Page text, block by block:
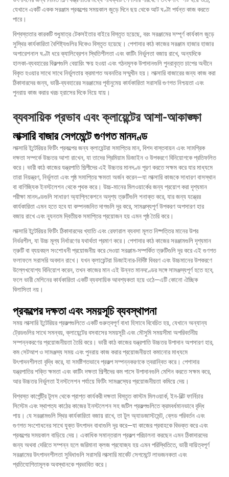
যেখানে একটি একক সরঞ্জাম প্রকল্পের সময়কাল জুড়ে দিনে ছয় থেকে আট ঘণ্টা পর্যন্ত কাজ করতে
পারে।
বিশ্বস্ততার কারকটি শুধুমাত্র টেকসইতার বাইরে বিস্তৃত হয়েছে, বরং সরঞ্জামের সম্পূর্ণ কার্যকাল জুড়ে
সুস্থির কার্যকারিতা বৈশিষ্ট্যগুলির দিকেও বিস্তৃত হয়েছে। পেশাদার কাঠ কাজের সরঞ্জাম হাজার হাজার
অপারেশনাল ঘণ্টা ধরে ক্যালিব্রেশন স্থিতিশীলতা এবং কাটিং নির্ভুলতা বজায় রাখে, অন্যদিকে
হালকা-ব্যবহারের বিকল্পগুলি বেয়ারিং ক্ষয় হওয়া এবং গঠনমূলক উপাদানগুলি পুনরাবৃত্ত চাপের অধীনে
বিকৃত হওয়ার সাথে সাথে নির্ভুলতায় ক্রমাগত অবনতির সম্মুখীন হয়। লাক্সারি বাজারের জন্য কাজ করা
ঠিকাদারদের জন্য, ভারী-ব্যবহারের সরঞ্জামের পূর্বানুমেয় কার্যকারিতা সরাসরি গুণগত নিশ্চয়তা এবং
পুনরায় কাজ করার খরচ হ্রাসের দিকে নিয়ে যায়।
ব্যবসায়িক প্রভাব এবং ক্লায়েন্টের আশা-আকাঙ্ক্ষা
লাক্সারি বাজার সেগমেন্টে গুণগত মানদণ্ড
লাক্সারি ইন্টেরিয়র ফিটিং প্রকল্পের জন্য ক্লায়েন্টরা সমাপ্তির মান, বিশদ বাস্তবায়ন এবং সামগ্রিক
দক্ষতা সম্পর্কে উচ্চতর আশা রাখেন, যা তাদের প্রিমিয়াম ডিজাইন ও উপকরণে বিনিয়োগকে প্রতিফলিত
করে। ভারী কাঠ কাজের যন্ত্রপাতি শিল্পীদের এই উচ্চতর মানদণ্ড পূরণ করতে সক্ষম করে যার মাধ্যমে
তারা নিয়ন্ত্রণ, নির্ভুলতা এবং পৃষ্ঠ সমাপ্তির ক্ষমতা অর্জন করেন—যা লাক্সারি কাজকে সাধারণ বাসস্থান
বা বাণিজ্যিক ইনস্টলেশন থেকে পৃথক করে। উচ্চ-মানের মিলওয়ার্কের জন্য প্রয়োগ করা দৃশ্যমান
পরীক্ষা মানদণ্ডগুলি সাধারণ অ্যাপ্লিকেশনে অদৃশ্য ত্রুটিগুলি শনাক্ত করে, যার জন্য যন্ত্রের
কার্যকারিতা এমন হতে হবে যা কম্পনজনিত দাগগুলি দূর করে, সামঞ্জস্যপূর্ণ উপকরণ অপসারণ হার
বজায় রাখে এবং ন্যূনতম দ্বিতীয়ক সমাপ্তির প্রয়োজন হয় এমন পৃষ্ঠ তৈরি করে।
লাক্সারি ইন্টেরিয়র ফিটিং ঠিকাদারদের খ্যাতি এবং রেফারাল ব্যবসা মূলত নিষ্পত্তির মানের উপর
নির্ভরশীল, যা উচ্চ মূল্য নির্ধারণের যথার্থতা প্রমাণ করে। পেশাদার কাঠ কাজের সরঞ্জামগুলি দৃশ্যমান
ত্রুটি বা ব্যয়বহুল সংশোধনী প্রয়োজনীয় করে দেওয়া সরঞ্জাম-সম্পর্কিত ত্রুটিগুলি দূর করে এই গুণগত
ফলাফলে সরাসরি অবদান রাখে। যখন ক্লায়েন্টরা ডিজাইনার-নির্দিষ্ট বিবরণ এবং উচ্চমানের উপকরণে
উল্লেখযোগ্য বিনিয়োগ করেন, তখন কাজের মান এই উন্নত মানদণ্ডের সঙ্গে সামঞ্জস্যপূর্ণ হতে হবে,
ফলে ভারী মেশিনের কার্যকারিতা একটি ব্যবসায়িক আবশ্যকতা হয়ে ওঠে—এটি কোনো ঐচ্ছিক
বিলাসিতা নয়।
প্রকল্পের দক্ষতা এবং সময়সূচি ব্যবস্থাপনা
সময় লাক্সারি ইন্টেরিয়র প্রকল্পগুলিতে একটি গুরুত্বপূর্ণ বাধা হিসাবে বিবেচিত হয়, যেখানে অন্যান্য
ট্রেডগুলির সাথে সমন্বয়, ক্লায়েন্টের বসবাসের সময়সূচী এবং মৌসুমি সময়সীমা অপরিবর্তনীয়
সম্পন্নকরণের প্রয়োজনীয়তা তৈরি করে। ভারী কাঠ কাজের যন্ত্রপাতি উচ্চতর উপাদান অপসারণ হার,
কম সেটআপ ও সামঞ্জস্য সময় এবং পুনরায় কাজ করার প্রয়োজনীয়তা কমানোর মাধ্যমে
উৎপাদনশীলতা বৃদ্ধি করে, যা সমষ্টিগতভাবে প্রকল্প সম্পন্নকরণকে ত্বরান্বিত করে। পেশাদার
যন্ত্রপাতির শক্তি ক্ষমতা এবং কাটিং দক্ষতা শিল্পীদের কম পাসে উপাদানগুলি মেশিন করতে সক্ষম করে,
আর উচ্চতর নির্ভুলতা ইনস্টলেশন পর্যায়ে ফিটিং সামঞ্জস্যের প্রয়োজনীয়তা কমিয়ে দেয়।
বিশ্বস্ত কার্পেন্ট্রি টুলস থেকে প্রাপ্ত কার্যকরী দক্ষতা বিস্তৃত কাস্টম মিলওয়ার্ক, ইন-বিল্ট ফার্নিচার
সিস্টেম এবং স্থাপত্য কাঠের কাজের ইনস্টলেশন সহ জটিল প্রকল্পগুলিতে ক্রমবর্ধমানভাবে বৃদ্ধি
পায়। যে সরঞ্জামগুলি স্থির কার্যকারিতা বজায় রাখে, তা টুল অ্যাডজাস্টমেন্ট, ব্লেড পরিবর্তন এবং
গুণগত সংশোধনের সাথে যুক্ত উৎপাদন বাধাগুলি দূর করে—যা কাজের প্রবাহকে বিভক্ত করে এবং
প্রকল্পের সময়কাল বাড়িয়ে দেয়। একাধিক সমান্তরাল প্রকল্প পরিচালনা করছেন এমন ঠিকাদারদের
জন্য অথবা দেরিতে সম্পন্ন হলে জরিমানা ক্লজ প্রযোজ্য হয় এমন পরিস্থিতিতে, ভারী দায়িত্বপূর্ণ
সরঞ্জামের উৎপাদনশীলতা সুবিধাগুলি সরাসরি লাক্সারি মার্কেট সেগমেন্টে লাভজনকতা এবং
প্রতিযোগিতামূলক অবস্থানকে প্রভাবিত করে।